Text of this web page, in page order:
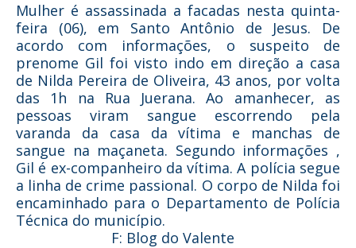
Mulher é assassinada a facadas nesta quinta-
feira (06), em Santo Antônio de Jesus. De
acordo com informações, o suspeito de
prenome Gil foi visto indo em direção a casa
de Nilda Pereira de Oliveira, 43 anos, por volta
das 1h na Rua Juerana. Ao amanhecer, as
pessoas viram sangue escorrendo pela
varanda da casa da vítima e manchas de
sangue na maçaneta. Segundo informações ,
Gil é ex-companheiro da vítima. A polícia segue
a linha de crime passional. O corpo de Nilda foi
encaminhado para o Departamento de Polícia
Técnica do município.
F: Blog do Valente